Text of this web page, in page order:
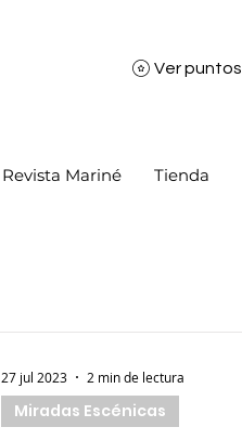
Ver puntos
Revista Mariné Tienda
Miradas Escénicas
27 jul 2023 2 min de lectura